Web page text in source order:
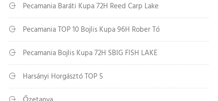
Pecamania Baráti Kupa 72H Reed Carp Lake
Pecamania TOP 10 Bojlis Kupa 96H Rober Tó
Pecamania Bojlis Kupa 72H SBIG FISH LAKE
Harsányi Horgásztó TOP 5